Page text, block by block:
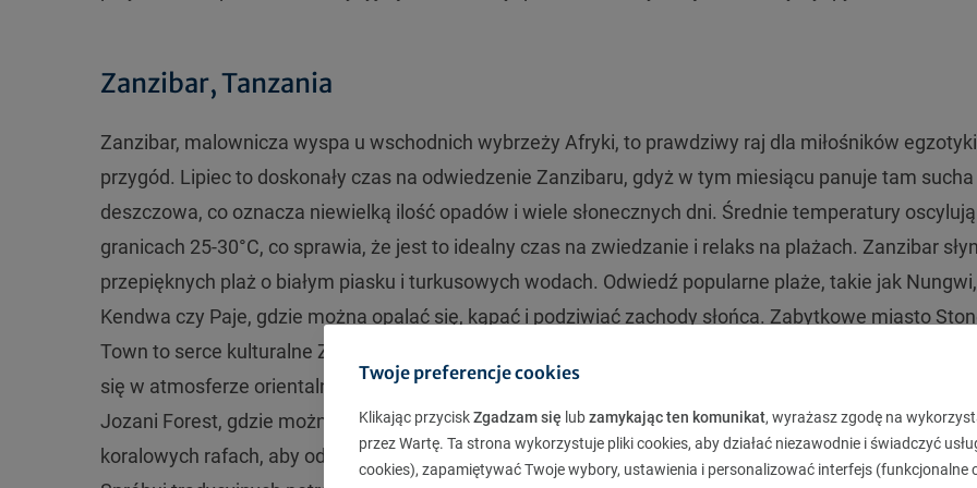
Zanzibar, Tanzania
Zanzibar, malownicza wyspa u wschodnich wybrzeży Afryki, to prawdziwy raj dla miłośników
przygód. Lipiec to doskonały czas na odwiedzenie Zanzibaru, gdyż w tym miesiącu panuje tam
deszczowa, co oznacza niewielką ilość opadów i wiele słonecznych dni. Średnie temperatury
granicach 25-30°C, co sprawia, że jest to idealny czas na zwiedzanie i relaks na plażach. Zanzibar
przepięknych plaż o białym piasku i turkusowych wodach. Odwiedź popularne plaże, takie jak Nungwi,
Kendwa czy Paje, gdzie można opalać się, kąpać i podziwiać zachody słońca. Zabytkowe miasto
Town to serce kulturalne Zanzibaru. Spaceruj po wąskich uliczkach, zwiedzaj muzea, odwiedź rynki i
się w atmosferze orientalnej architektury i historii. Zanzibar oferuje również bogactwo przyrody.
Jozani Forest, gdzie można spotkać unikalne gatunki małp i roślin lub wybierz się na nurkowanie w
koralowych rafach, aby odkryć podwodny świat. Nie zapomnij odkryć bogatej kultury i kuchni
Twoje preferencje cookies
Klikając przyciskZgadzam się lubzamykając ten komunikat, wyrażasz zgodę na
przez Wartę. Ta strona wykorzystuje pliki cookies, aby działać niezawodnie i świadczyć
cookies), zapamiętywać Twoje wybory, ustawienia i personalizować interfejs (funkcjonalne